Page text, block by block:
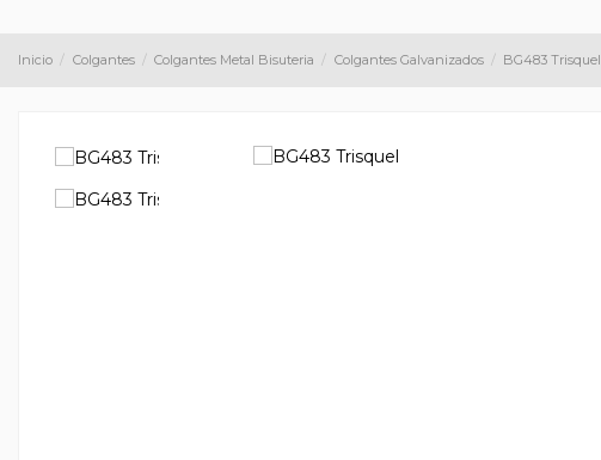
Inicio Colgantes Colgantes Metal Bisuteria Colgantes Galvanizados BG483 Trisquel